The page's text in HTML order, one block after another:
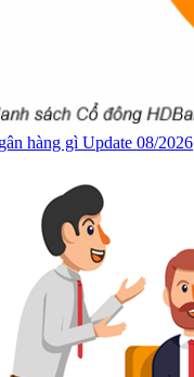
hàng gì Update 08/2026